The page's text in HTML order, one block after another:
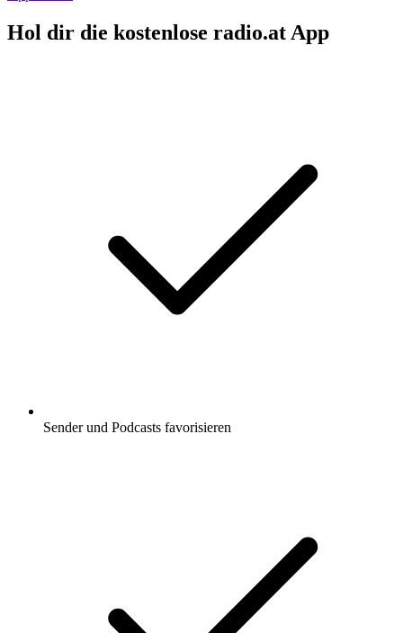
Hol dir die kostenlose radio.at App
Sender und Podcasts favorisieren